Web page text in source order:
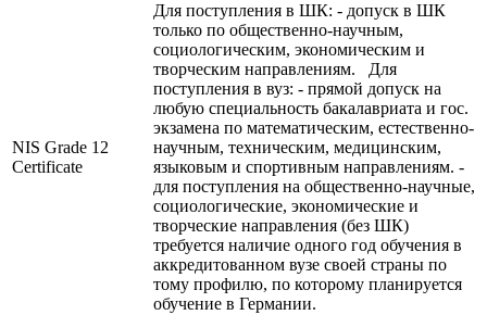
NIS Grade 12
Certificate
Для поступления в ШК: - допуск в ШК
только по общественно-научным,
социологическим, экономическим и
творческим направлениям. Для
поступления в вуз: - прямой допуск на
любую специальность бакалавриата и гос.
экзамена по математическим, естественно-
научным, техническим, медицинским,
языковым и спортивным направлениям. -
для поступления на общественно-научные,
социологические, экономические и
творческие направления (без ШК)
требуется наличие одного год обучения в
аккредитованном вузе своей страны по
тому профилю, по которому планируется
обучение в Германии.